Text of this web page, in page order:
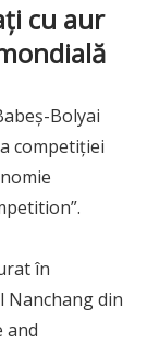
cu aur
Bolyai
competiției
în
Nanchang din
and